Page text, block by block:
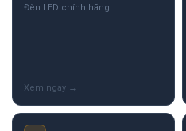
Đèn LED chính hãng